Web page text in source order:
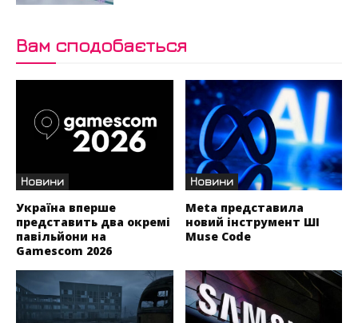
Вам сподобається
Новини
Україна вперше
представить два окремі
павільйони на
Gamescom 2026
Новини
Meta представила
новий інструмент ШІ
Muse Code